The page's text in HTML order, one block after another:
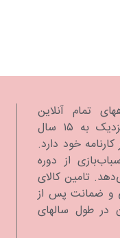
تمام آنلاین
سیسمونی و اسباب‌بازی در ایران است که نزدیک به ۱۵ سال
خود دارد.
از دوره
پوشش می‌دهد. تامین کالای
و ضمانت پس از
در طول سالهای